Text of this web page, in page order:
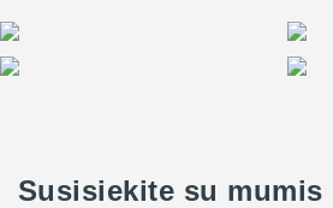
Susisiekite su mumis